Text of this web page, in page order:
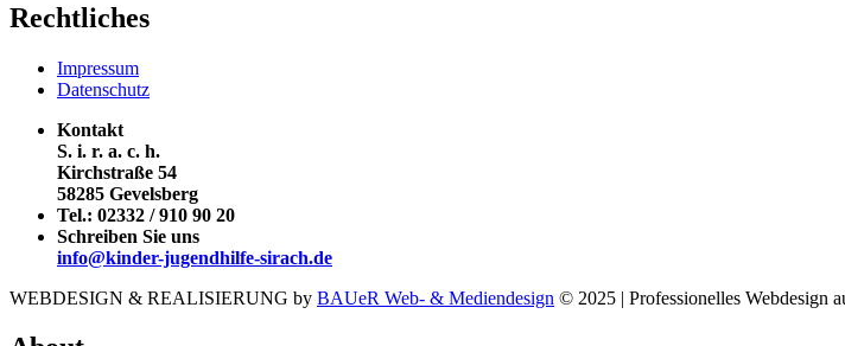
Rechtliches
Impressum
Datenschutz
Kontakt
S. i. r. a. c. h.
Kirchstraße 54
58285 Gevelsberg
Tel.: 02332 / 910 90 20
Schreiben Sie uns
info@kinder-jugendhilfe-sirach.de
WEBDESIGN & REALISIERUNG by BAUeR Web- & Mediendesign © 2025 | Professionelles Webdesign